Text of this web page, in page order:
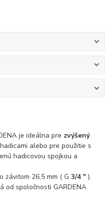
je ideálna pre zvýšený
alebo pre použitie s
hadicovou spojkou a
závitom 26,5 mm ( G 3/4 " ).
od spoločnosti GARDENA